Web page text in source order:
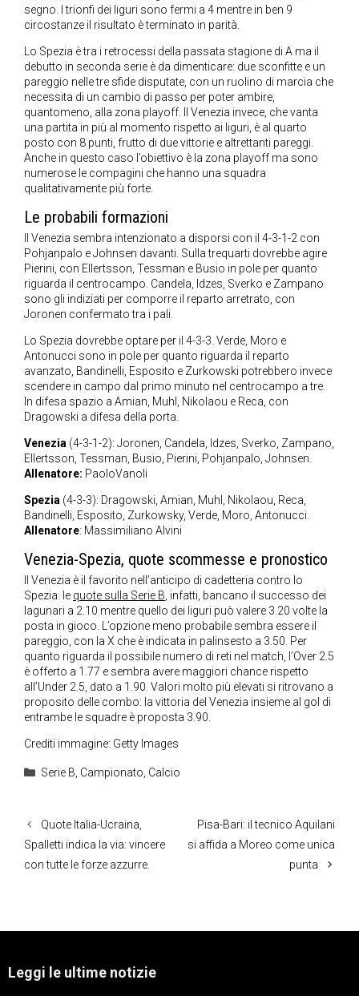
segno. I trionfi dei liguri sono fermi a 4 mentre in ben 9
circostanze il risultato è terminato in parità.
Lo Spezia è tra i retrocessi della passata stagione di A ma il
debutto in seconda serie è da dimenticare: due sconfitte e un
pareggio nelle tre sfide disputate, con un ruolino di marcia che
necessita di un cambio di passo per poter ambire,
quantomeno, alla zona playoff. Il Venezia invece, che vanta
una partita in più al momento rispetto ai liguri, è al quarto
posto con 8 punti, frutto di due vittorie e altrettanti pareggi.
Anche in questo caso l’obiettivo è la zona playoff ma sono
numerose le compagini che hanno una squadra
qualitativamente più forte.
Le probabili formazioni
Il Venezia sembra intenzionato a disporsi con il 4-3-1-2 con
Pohjanpalo e Johnsen davanti. Sulla trequarti dovrebbe agire
Pierini, con Ellertsson, Tessman e Busio in pole per quanto
riguarda il centrocampo. Candela, Idzes, Sverko e Zampano
sono gli indiziati per comporre il reparto arretrato, con
Joronen confermato tra i pali.
Lo Spezia dovrebbe optare per il 4-3-3. Verde, Moro e
Antonucci sono in pole per quanto riguarda il reparto
avanzato, Bandinelli, Esposito e Zurkowski potrebbero invece
scendere in campo dal primo minuto nel centrocampo a tre.
In difesa spazio a Amian, Muhl, Nikolaou e Reca, con
Dragowski a difesa della porta.
Venezia (4-3-1-2): Joronen, Candela, Idzes, Sverko, Zampano,
Ellertsson, Tessman, Busio, Pierini, Pohjanpalo, Johnsen.
Allenatore: PaoloVanoli
Spezia (4-3-3): Dragowski, Amian, Muhl, Nikolaou, Reca,
Bandinelli, Esposito, Zurkowsky, Verde, Moro, Antonucci.
Allenatore: Massimiliano Alvini
Venezia-Spezia, quote scommesse e pronostico
Il Venezia è il favorito nell’anticipo di cadetteria contro lo
Spezia: le quote sulla Serie B, infatti, bancano il successo dei
lagunari a 2.10 mentre quello dei liguri può valere 3.20 volte la
posta in gioco. L’opzione meno probabile sembra essere il
pareggio, con la X che è indicata in palinsesto a 3.50. Per
quanto riguarda il possibile numero di reti nel match, l’Over 2.5
è offerto a 1.77 e sembra avere maggiori chance rispetto
all’Under 2.5, dato a 1.90. Valori molto più elevati si ritrovano a
proposito delle combo: la vittoria del Venezia insieme al gol di
entrambe le squadre è proposta 3.90.
Crediti immagine: Getty Images
Categorie
Serie B, Campionato, Calcio
Quote Italia-Ucraina,
Spalletti indica la via: vincere
con tutte le forze azzurre.
Pisa-Bari: il tecnico Aquilani
si affida a Moreo come unica
punta
Leggi le ultime notizie